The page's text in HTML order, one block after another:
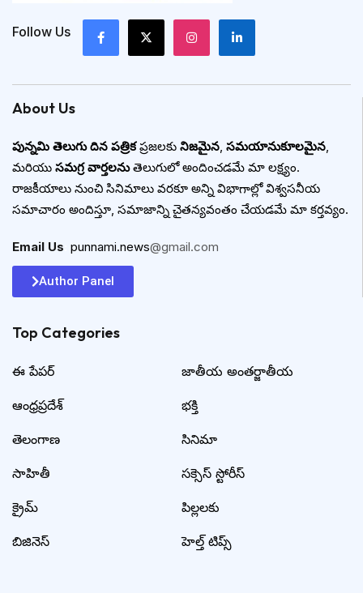
Follow Us
About Us
పున్నమి తెలుగు దిన పత్రికప్రజలకు నిజమైన, సమయానుకూలమైన,
మరియు సమగ్ర వార్తలనుతెలుగులో అందించడమే మా లక్ష్యం.
రాజకీయాలు నుంచి సినిమాలు వరకూ అన్ని విభాగాల్లో విశ్వసనీయ
సమాచారం అందిస్తూ, సమాజాన్ని చైతన్యవంతం చేయడమే మా కర్తవ్యం.
Email Us punnami.news@gmail.com
Author Panel
Top Categories​
ఈ పేపర్
ఆంధ్రప్రదేశ్
తెలంగాణ
సాహితీ
క్రైమ్
బిజినెస్
జాతీయ అంతర్జాతీయ
భక్తి
సినిమా
సక్సెస్ స్టోరీస్
పిల్లలకు
హెల్త్ టిప్స్